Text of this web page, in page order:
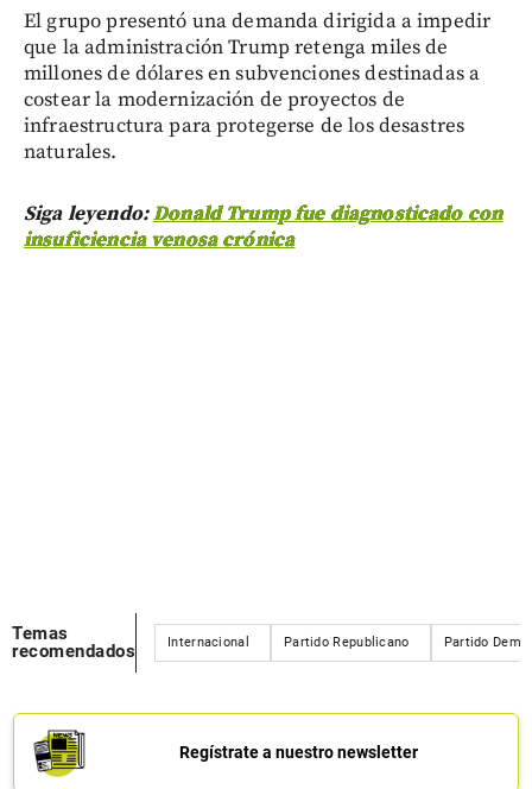
El grupo presentó una demanda dirigida a impedir
que la administración Trump retenga miles de
millones de dólares en subvenciones destinadas a
costear la modernización de proyectos de
infraestructura para protegerse de los desastres
naturales.
Siga leyendo:Donald Trump fue diagnosticado con
insuficiencia venosa crónica
Temas
recomendados
Internacional Partido Republicano Partido
Regístrate a nuestro newsletter